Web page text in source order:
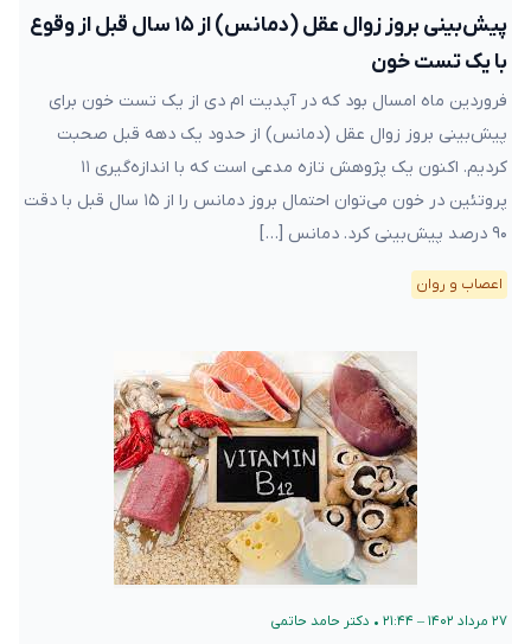
پیش‌بینی بروز زوال عقل (دمانس) از ۱۵ سال قبل از وقوع
با یک تست خون
فروردین ماه امسال بود که در آپدیت ام دی از یک تست خون برای
پیش‌بینی بروز زوال عقل (دمانس) از حدود یک دهه قبل صحبت
کردیم. اکنون یک پژوهش تازه مدعی است که با اندازه‌گیری ۱۱
پروتئین در خون می‌توان احتمال بروز دمانس را از ۱۵ سال قبل با دقت
۹۰ درصد پیش‌بینی کرد. دمانس […]
اعصاب و روان
۲۷ مرداد ۱۴۰۲ – ۲۱:۴۴ • دکتر حامد حاتمی